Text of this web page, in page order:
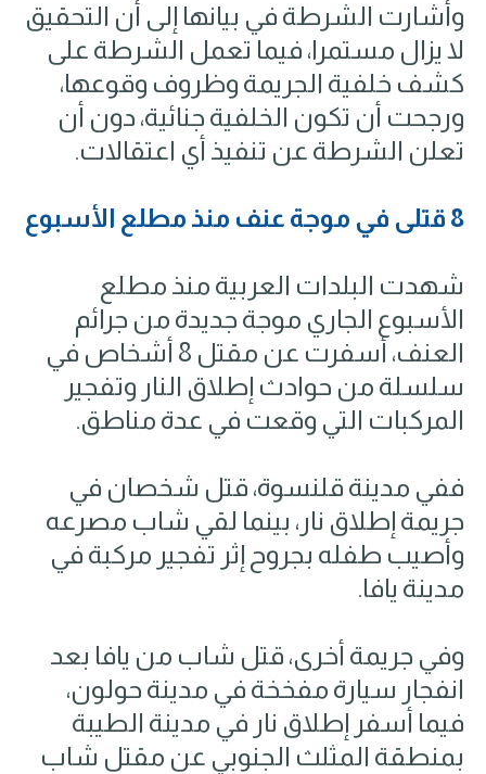
وأشارت الشرطة في بيانها إلى أن التحقيق
لا يزال مستمرا، فيما تعمل الشرطة على
كشف خلفية الجريمة وظروف وقوعها،
ورجحت أن تكون الخلفية جنائية، دون أن
تعلن الشرطة عن تنفيذ أي اعتقالات.
8 قتلى في موجة عنف منذ مطلع الأسبوع
شهدت البلدات العربية منذ مطلع
الأسبوع الجاري موجة جديدة من جرائم
العنف، أسفرت عن مقتل 8 أشخاص في
سلسلة من حوادث إطلاق النار وتفجير
المركبات التي وقعت في عدة مناطق.
ففي مدينة قلنسوة، قتل شخصان في
جريمة إطلاق نار، بينما لقي شاب مصرعه
وأصيب طفله بجروح إثر تفجير مركبة في
مدينة يافا.
وفي جريمة أخرى، قتل شاب من يافا بعد
انفجار سيارة مفخخة في مدينة حولون،
فيما أسفر إطلاق نار في مدينة الطيبة
بمنطقة المثلث الجنوبي عن مقتل شاب